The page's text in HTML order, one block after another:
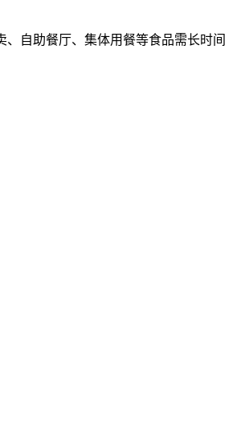
自助餐厅、集体用餐等食品需长时间